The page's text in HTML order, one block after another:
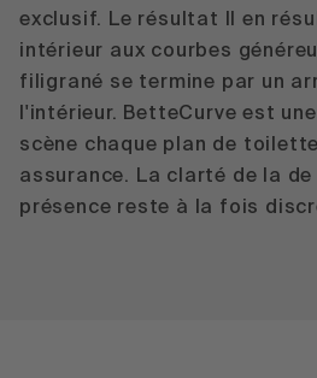
exclusif. Le résultat Il en
intérieur aux courbes
filigrané se termine par un
l'intérieur. BetteCurve est
scène chaque plan de
assurance. La clarté de la
présence reste à la fois